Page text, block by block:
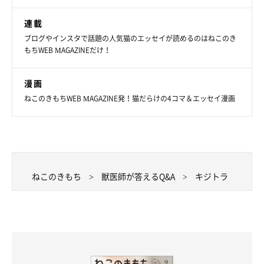
連載
ブログやインスタで話題の人気猫のエッセイが読めるのはねこのき
もちWEB MAGAZINEだけ！
漫画
ねこのきもちWEB MAGAZINE発！猫だらけの4コマ＆エッセイ漫画
ねこのきもち 獣医師が答えるQ&A キジトラ